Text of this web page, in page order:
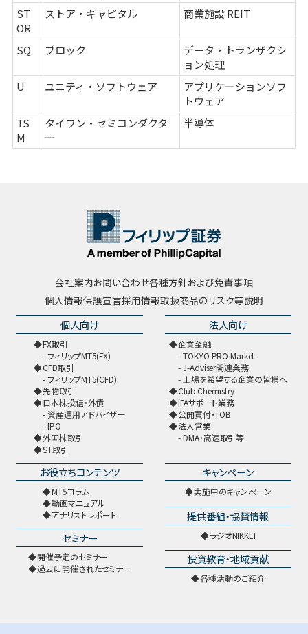
ST
OR
ストア・キャピタル 商業施設 REIT
SQ ブロック
データ・トランザクシ
ョン処理
U
ユニティ・ソフトウェア
アプリケーションソフ
トウェア
TS
M
タイワン・セミコンダクタ
ー
半導体
会社案内お問い合わせ各種方針および免責事項
個人情報保護宣言採用情報取扱商品のリスク等説明
個人向け
FX取引
フィリップMT5(FX)
CFD取引
フィリップMT5(CFD)
先物取引
日本株投信・外債
資産運用アドバイザー
IPO
外国株取引
ST取引
法人向け
企業金融
TOKYO PRO Market
J-Adviser関連業務
上場を希望する企業の皆様へ
Club Chemistry
IFAサポート業務
公開買付・TOB
法人営業
DMA・高速取引等
お役立ちコンテンツ
MT5コラム
動画マニュアル
アナリストレポート
セミナー
開催予定のセミナー
過去に開催されたセミナー
キャンペーン
実施中のキャンペーン
提供番組・協賛情報
ラジオNIKKEI
投資教育・地域貢献
各種活動のご紹介